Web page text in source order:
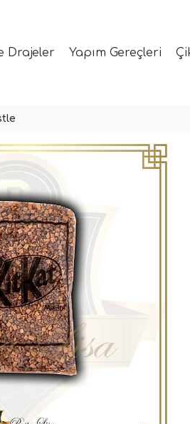
Drajeler Yapım Gereçleri